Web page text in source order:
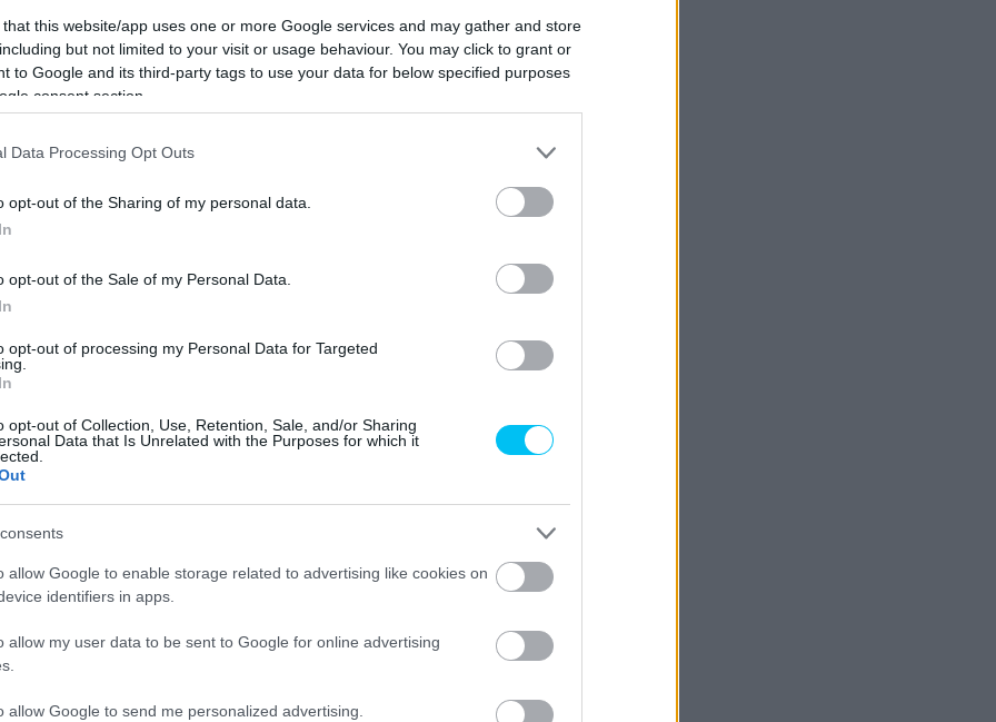
that this website/app uses one or more Google services and may gather and store
but not limited to your visit or usage behaviour. You may click to grant or
to Google and its third-party tags to use your data for below specified purposes
consent section.
Data Processing Opt Outs
opt-out of the Sharing of my personal data.
opt-out of the Sale of my Personal Data.
opt-out of processing my Personal Data for Targeted
opt-out of Collection, Use, Retention, Sale, and/or Sharing
Data that Is Unrelated with the Purposes for which it
allow Google to enable storage related to advertising like cookies on
identifiers in apps.
allow my user data to be sent to Google for online advertising
allow Google to send me personalized advertising.
mostani szerződését, és egy év után elhagyja a LCR
érkezik. Rins elmondása szerint az LCR-nél
hanem a csapat miatt is sokat jelentett neki
Street Circuiten.
hónapok, amelyeket otthon töltöttem,
vasárnap egy sima kilencedik helynél többet
helyezés. Sokat küzdöttünk, számos napot
pozícióba tudtunk befutni, egy nagyon jó eredmény,
maradni az időjárási körülmények és a
Mugello Sérülés Yamaha